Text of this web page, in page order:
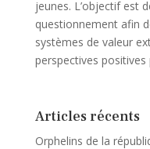
jeunes. L’objectif est
questionnement afin
systèmes de valeur
perspectives
Articles récents
Orphelins de la